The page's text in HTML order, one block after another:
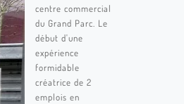
centre commercial
du Grand Parc. Le
début d'une
expérience
formidable
créatrice de 2
emplois en